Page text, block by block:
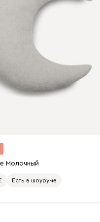
Молочный
Есть в шоуруме